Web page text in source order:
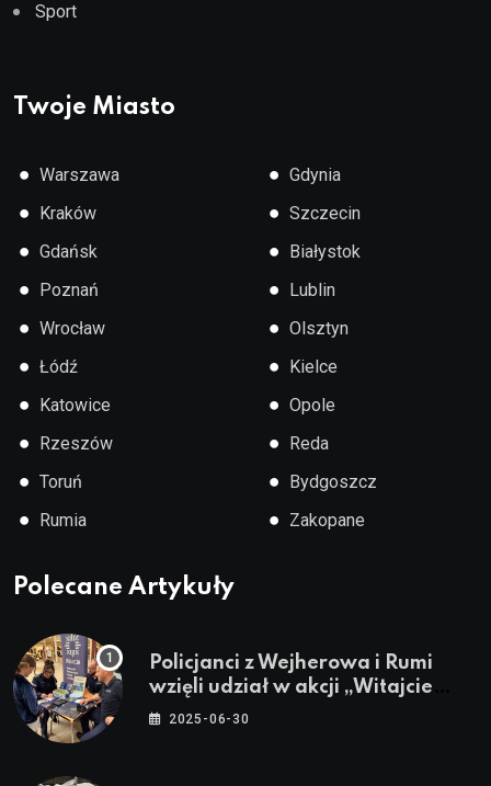
Sport
Twoje Miasto
● Warszawa
● Kraków
● Gdańsk
● Poznań
● Wrocław
● Łódź
● Katowice
● Rzeszów
● Toruń
● Rumia
● Gdynia
● Szczecin
● Białystok
● Lublin
● Olsztyn
● Kielce
● Opole
● Reda
● Bydgoszcz
● Zakopane
Polecane Artykuły
Policjanci z Wejherowa i Rumi
wzięli udział w akcji „Witajcie
Wakacje”
2025-06-30